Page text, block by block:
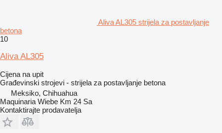
Aliva AL305 strijela za postavljanje
betona
10
Aliva AL305
Cijena na upit
Građevinski strojevi - strijela za postavljanje betona
Meksiko, Chihuahua
Maquinaria Wiebe Km 24 Sa
Kontaktirajte prodavatelja